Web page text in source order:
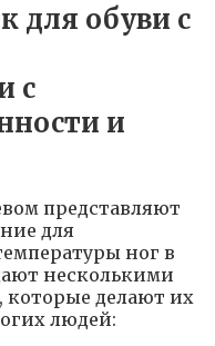
для обуви с
представляют
для
ног в
несколькими
делают их
людей: